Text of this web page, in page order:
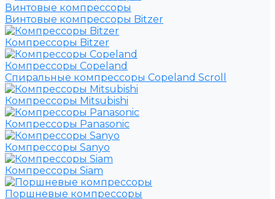
Винтовые компрессоры
Винтовые компрессоры Bitzer
Компрессоры Bitzer
Компрессоры Copeland
Спиральные компрессоры Copeland Scroll
Компрессоры Mitsubishi
Компрессоры Panasonic
Компрессоры Sanyo
Компрессоры Siam
Поршневые компрессоры